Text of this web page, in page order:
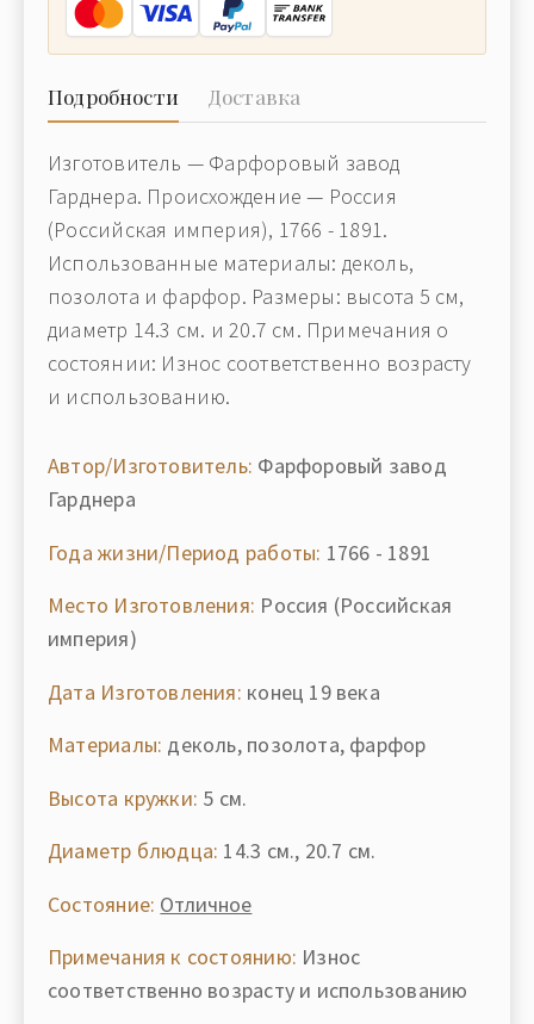
Подробности Доставка
Изготовитель — Фарфоровый завод
Гарднера. Происхождение — Россия
(Российская империя), 1766 - 1891.
Использованные материалы: деколь,
позолота и фарфор. Размеры: высота 5 см,
диаметр 14.3 см. и 20.7 см. Примечания о
состоянии: Износ соответственно возрасту
и использованию.
Автор/Изготовитель: Фарфоровый завод
Гарднера
Года жизни/Период работы: 1766 - 1891
Место Изготовления: Россия (Российская
империя)
Дата Изготовления: конец 19 века
Материалы: деколь, позолота, фарфор
Высота кружки: 5 см.
Диаметр блюдца: 14.3 см., 20.7 см.
Состояние: Отличное
Примечания к состоянию: Износ
соответственно возрасту и использованию